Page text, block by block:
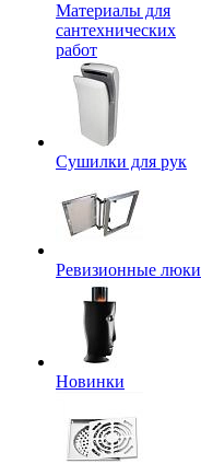
Материалы для
сантехнических
работ
Сушилки для рук
Ревизионные люки
Новинки